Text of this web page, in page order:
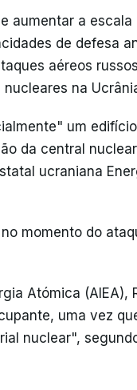
aumentar a escala
de defesa
aéreos
na
um
da central
ucraniana
momento do
Atómica (AIEA),
uma vez
nuclear",